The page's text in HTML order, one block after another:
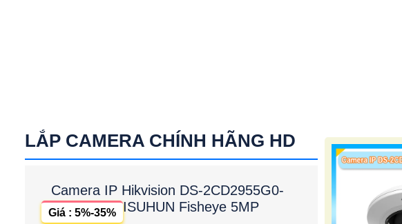
LẮP CAMERA CHÍNH HÃNG HD
Camera IP Hikvision DS-2CD2955G0-
ISUHUN Fisheye 5MP
Giá : 5%-35%